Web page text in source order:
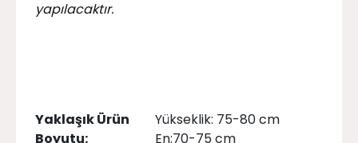
yapılacaktır.
Yaklaşık Ürün
Boyutu:
Yükseklik: 75-80 cm
En:70-75 cm